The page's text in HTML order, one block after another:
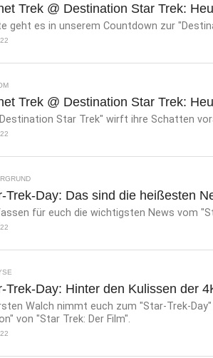
Trek @ Destination Star Trek:
geht es in unserem Countdown zur
Trek @ Destination Star Trek:
Star Trek" wirft ihre Schatten
Trek-Day: Das sind die heißesten
für euch die wichtigsten News vom
Trek-Day: Hinter den Kulissen der
Walch nimmt euch zum "Star-Trek-
von "Star Trek: Der Film".